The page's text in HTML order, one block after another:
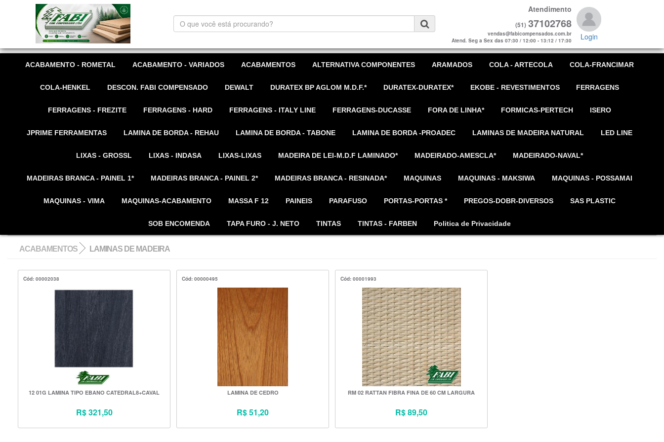
O
que
está
Atendimento
(51) 37102768
vendas@fabicompensados.com.br
Atend. Seg a Sex das 07:30 / 12:00 - 13:12 / 17:30
Login
ACABAMENTO - ROMETAL ACABAMENTO - VARIADOS ACABAMENTOS ALTERNATIVA COMPONENTES ARAMADOS COLA - ARTECOLA COLA-FRANCIMAR
COLA-HENKEL DESCON. FABI COMPENSADO DEWALT DURATEX BP AGLOM M.D.F.* DURATEX-DURATEX* EKOBE - REVESTIMENTOS FERRAGENS
FERRAGENS - FREZITE FERRAGENS - HARD FERRAGENS - ITALY LINE FERRAGENS-DUCASSE FORA DE LINHA* FORMICAS-PERTECH ISERO
JPRIME FERRAMENTAS LAMINA DE BORDA - REHAU LAMINA DE BORDA - TABONE LAMINA DE BORDA -PROADEC LAMINAS DE MADEIRA NATURAL LED LINE
LIXAS - GROSSL LIXAS - INDASA LIXAS-LIXAS MADEIRA DE LEI-M.D.F LAMINADO* MADEIRADO-AMESCLA* MADEIRADO-NAVAL*
MADEIRAS BRANCA - PAINEL 1* MADEIRAS BRANCA - PAINEL 2* MADEIRAS BRANCA - RESINADA* MAQUINAS MAQUINAS - MAKSIWA MAQUINAS - POSSAMAI
MAQUINAS - VIMA MAQUINAS-ACABAMENTO MASSA F 12 PAINEIS PARAFUSO PORTAS-PORTAS * PREGOS-DOBR-DIVERSOS SAS PLASTIC
SOB ENCOMENDA TAPA FURO - J. NETO TINTAS TINTAS - FARBEN Politica de Privacidade
ACABAMENTOS LAMINAS DE MADEIRA
Cód: 00002038
12 01G LAMINA TIPO EBANO CATEDRAL8+CAVAL
R$ 321,50
Cód: 00000495
LAMINA DE CEDRO
R$ 51,20
Cód: 00001993
RM 02 RATTAN FIBRA FINA DE 60 CM LARGURA
R$ 89,50